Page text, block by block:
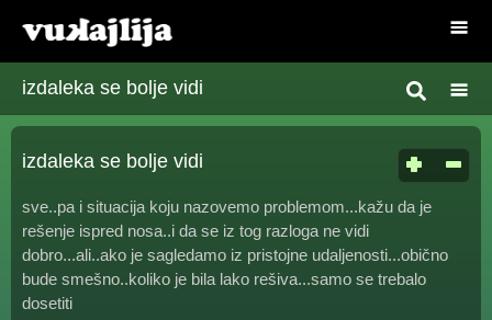
izdaleka se bolje vidi
izdaleka se bolje vidi
sve..pa i situacija koju nazovemo problemom...kažu da je
rešenje ispred nosa..i da se iz tog razloga ne vidi
dobro...ali..ako je sagledamo iz pristojne udaljenosti...obično
bude smešno..koliko je bila lako rešiva...samo se trebalo
dosetiti